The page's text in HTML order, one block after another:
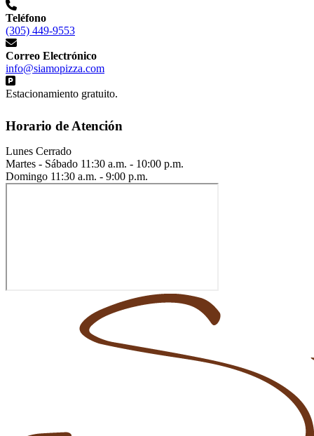
Teléfono
(305) 449-9553
Correo Electrónico
info@siamopizza.com
Estacionamiento gratuito.
Horario de Atención
Lunes Cerrado
Martes - Sábado 11:30 a.m. - 10:00 p.m.
Domingo 11:30 a.m. - 9:00 p.m.